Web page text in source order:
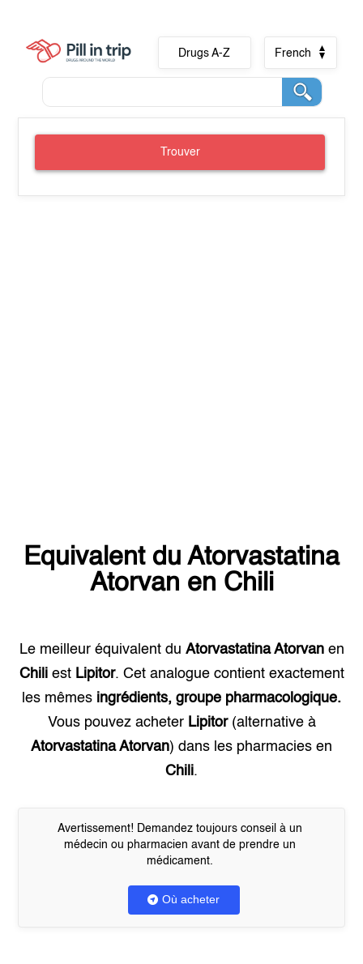
Drugs A-Z French
Trouver
Equivalent du Atorvastatina
Atorvan en Chili
Le meilleur équivalent du Atorvastatina Atorvanen
Chiliest Lipitor. Cet analogue contient exactement
les mêmes ingrédients, groupe pharmacologique.
Vous pouvez acheter Lipitor(alternative à
Atorvastatina Atorvan) dans les pharmacies en
Chili.
Avertissement! Demandez toujours conseil à un
médecin ou pharmacien avant de prendre un
médicament.
Où acheter